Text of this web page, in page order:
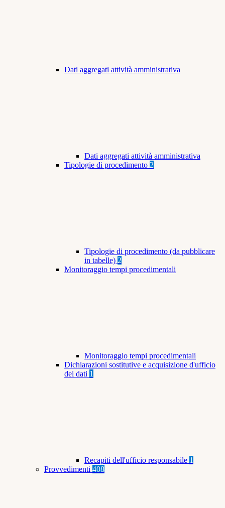
Dati aggregati attività amministrativa
Dati aggregati attività amministrativa
Tipologie di procedimento 2
Tipologie di procedimento (da pubblicare
in tabelle) 2
Monitoraggio tempi procedimentali
Monitoraggio tempi procedimentali
Dichiarazioni sostitutive e acquisizione d'ufficio
dei dati 1
Recapiti dell'ufficio responsabile 1
Provvedimenti 408